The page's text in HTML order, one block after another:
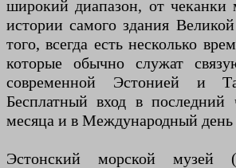
широкий диапазон, от чеканки
истории самого здания
того, всегда есть несколько
которые обычно служат
современной Эстонией и
Бесплатный вход в последний
месяца и в Международный день
Эстонский морской музей (